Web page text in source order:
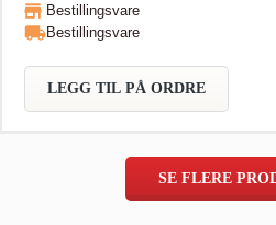
Bestillingsvare
Bestillingsvare
LEGG TIL PÅ ORDRE
SE FLERE